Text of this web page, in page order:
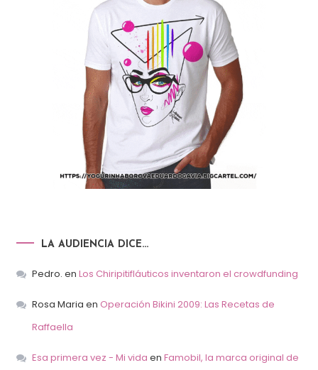
LA AUDIENCIA DICE…
Pedro. en Los Chiripitifláuticos inventaron el crowdfunding
Rosa Maria en Operación Bikini 2009: Las Recetas de
Raffaella
Esa primera vez - Mi vida en Famobil, la marca original de